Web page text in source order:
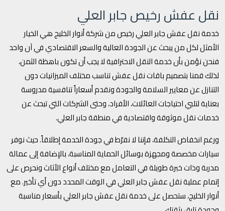
نقل عفش رخيص جابر العلي
خدمة نقل عفش جابر العلي رخيص من شركة أنوار الخليج هي الخيار
الأمثل لكل من يبحث عن الجودة العالية والسعر الاقتصادي في آن واحد
فنحن نؤمن بأن خدمة النقل الاحترافية لا يجب أن تكون باهظة الثمن،
لذلك قمنا بتصميم باقات نقل عفش تناسب مختلف الميزانيات دون
التنازل عن معايير السلامة والجودة ونقدم أسعاراً تنافسية مدروسة
بعناية لتلبي احتياجات العائلات، الأفراد، وحتى الشركات التي تبحث عن
خدمات نقل موثوقة واقتصادية في منطقة جابر العلي.
ورغم انخفاض التكلفة، فإننا لا نفرّط في جودة الخدمة إطلاقاً. حيث نوفر
سيارات مخصصة ومجهزة بوسائل الحماية المناسبة، بالإضافة إلى عمالة
مدربة وذات خبرة طويلة في التعامل مع مختلف أنواع الأثاث ونحرص على
إتمام عملية نقل عفش جابر العلي في الوقت المحدد دون أي تأخير. مع
أنوار الخليج، ستحصل على خدمة نقل عفش جابر العلي بأسعار مناسبة